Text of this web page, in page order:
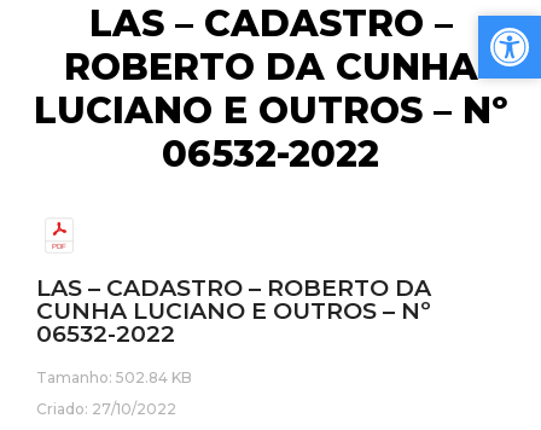
LAS – CADASTRO –
ROBERTO DA CUNHA
LUCIANO E OUTROS – Nº
06532-2022
LAS – CADASTRO – ROBERTO DA
CUNHA LUCIANO E OUTROS – Nº
06532-2022
Tamanho: 502.84 KB
Criado: 27/10/2022